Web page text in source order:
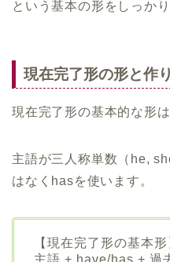
という基本の形をしっか
現在完了形の形と作
現在完了形の基本的な形
主語が三人称単数（he,
はなくhasを使います。
【現在完了形の基本
主語 + have/has + 過